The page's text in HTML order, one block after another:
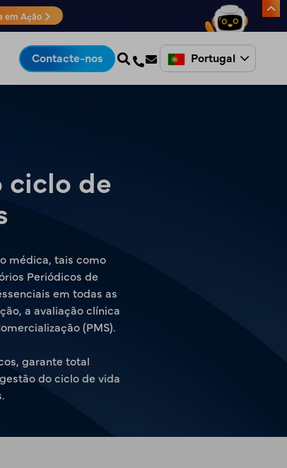
em Ação
Contacte-nos Portugal
ciclo de
médica, tais como
Periódicos de
em todas as
a avaliação clínica
(PMS).
garante total
do ciclo de vida